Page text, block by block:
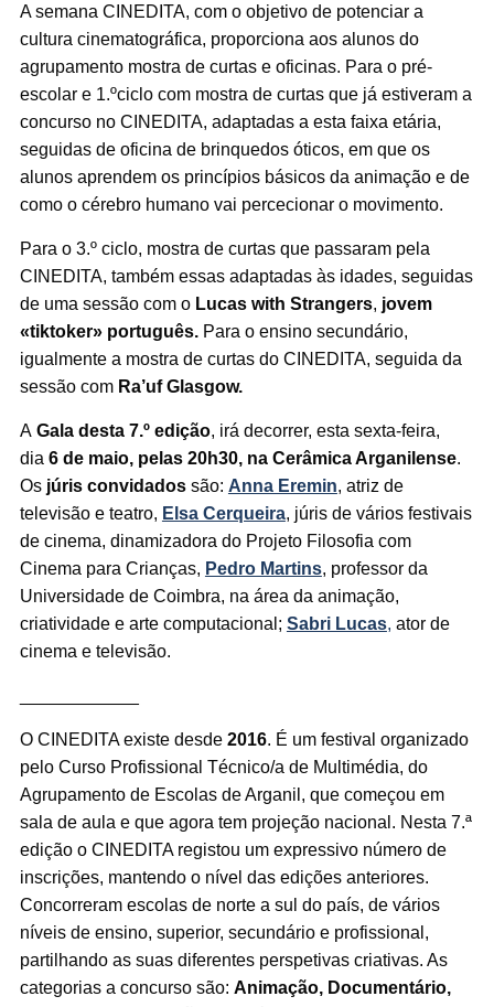
A semana CINEDITA, com o objetivo de potenciar a
cultura cinematográfica, proporciona aos alunos do
agrupamento mostra de curtas e oficinas. Para o pré-
escolar e 1.ºciclo com mostra de curtas que já estiveram a
concurso no CINEDITA, adaptadas a esta faixa etária,
seguidas de oficina de brinquedos óticos, em que os
alunos aprendem os princípios básicos da animação e de
como o cérebro humano vai percecionar o movimento.
Para o 3.º ciclo, mostra de curtas que passaram pela
CINEDITA, também essas adaptadas às idades, seguidas
de uma sessão com o Lucas with Strangers, jovem
«tiktoker» português.Para o ensino secundário,
igualmente a mostra de curtas do CINEDITA, seguida da
sessão com Ra’uf Glasgow.
A Gala desta 7.º edição, irá decorrer, esta sexta-feira,
dia 6 de maio, pelas 20h30, na Cerâmica Arganilense.
Os júris convidados são: Anna Eremin, atriz de
televisão e teatro, Elsa Cerqueira, júris de vários festivais
de cinema, dinamizadora do Projeto Filosofia com
Cinema para Crianças, Pedro Martins, professor da
Universidade de Coimbra, na área da animação,
criatividade e arte computacional; Sabri Lucas, ator de
cinema e televisão.
O CINEDITA existe desde 2016. É um festival organizado
pelo Curso Profissional Técnico/a de Multimédia, do
Agrupamento de Escolas de Arganil, que começou em
sala de aula e que agora tem projeção nacional. Nesta 7.ª
edição o CINEDITA registou um expressivo número de
inscrições, mantendo o nível das edições anteriores.
Concorreram escolas de norte a sul do país, de vários
níveis de ensino, superior, secundário e profissional,
partilhando as suas diferentes perspetivas criativas. As
categorias a concurso são: Animação, Documentário,